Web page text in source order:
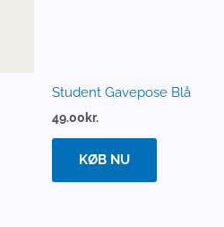
Student Gavepose Blå
49.00kr.
KØB NU